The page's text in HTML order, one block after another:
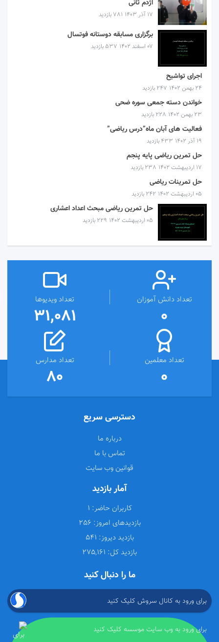
اژدم ثانی
۱۷ آذر ۱۴۰۳ 781 بازدید
برگزاری مسابقه دوستانه فوتسال
۰۷ اسفند ۱۴۰۲ 537 بازدید
اجرای تواشیح
۲۴ بهمن ۱۴۰۲ 247 بازدید
خواندن دسته جمعی سوره ضحی
۲۳ بهمن ۱۴۰۲ 228 بازدید
فعالیت های آبان ماه”درس ریاضی”
۱۹ آذر ۱۴۰۲ 433 بازدید
حل تمرین ریاضی پایه پنجم
۱۷ اردیبهشت ۱۴۰۲ 238 بازدید
حل تمرینات ریاضی
۰۵ اردیبهشت ۱۴۰۲ 242 بازدید
حل تمرین ریاضی مبحث اعداد اعشاری
۰۵ اردیبهشت ۱۴۰۲ 229 بازدید
تعداد دانش آموزان
0
تعداد ویدیوها
31,081
تعداد معلمین
0
تعداد مدارس
80
دسترسی سریع
درباره ما
تماس با ما
قوانین وب سایت
آمار بازدید
کاربران حاضر:
بازدیدهای امروز:
بازدید دیروز:
بازدید کل:
ما را دنبال کنید
برای ورود به کانال سروش کلیک کنید
برای ورود به وب سایت موسسه کلیک کنید